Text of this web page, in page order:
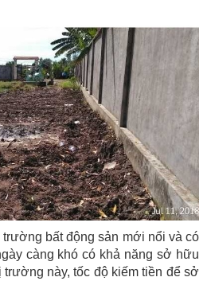
bất động sản mới nổi và có
càng khó có khả năng sở hữu
này, tốc độ kiếm tiền để sở